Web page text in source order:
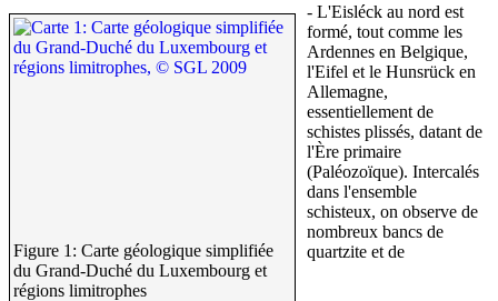
Figure 1: Carte géologique simplifiée
du Grand-Duché du Luxembourg et
régions limitrophes
- L'Eisléck au nord est
formé, tout comme les
Ardennes en Belgique,
l'Eifel et le Hunsrück en
Allemagne,
essentiellement de
schistes plissés, datant de
l'Ère primaire
(Paléozoïque). Intercalés
dans l'ensemble
schisteux, on observe de
nombreux bancs de
quartzite et de